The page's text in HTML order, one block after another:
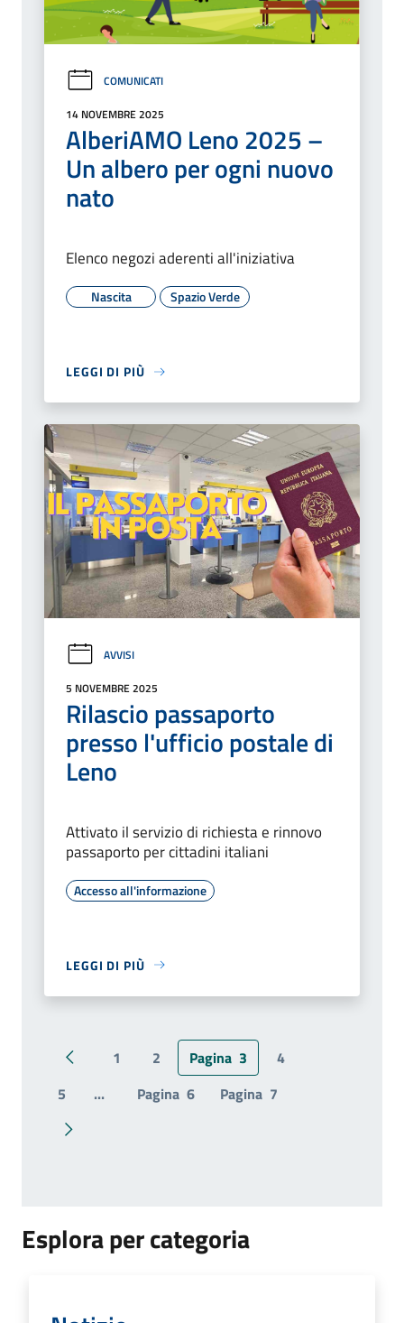
COMUNICATI
14 NOVEMBRE 2025
AlberiAMO Leno 2025 –
Un albero per ogni nuovo
nato
Elenco negozi aderenti all'iniziativa
Nascita Spazio Verde
LEGGI DI PIÙ
AVVISI
5 NOVEMBRE 2025
Rilascio passaporto
presso l'ufficio postale di
Leno
Attivato il servizio di richiesta e rinnovo
passaporto per cittadini italiani
Accesso all'informazione
LEGGI DI PIÙ
Pagina precedente
1 2 Pagina 3
4
5
... Pagina 6 Pagina 7
Pagina successiva
Esplora per categoria